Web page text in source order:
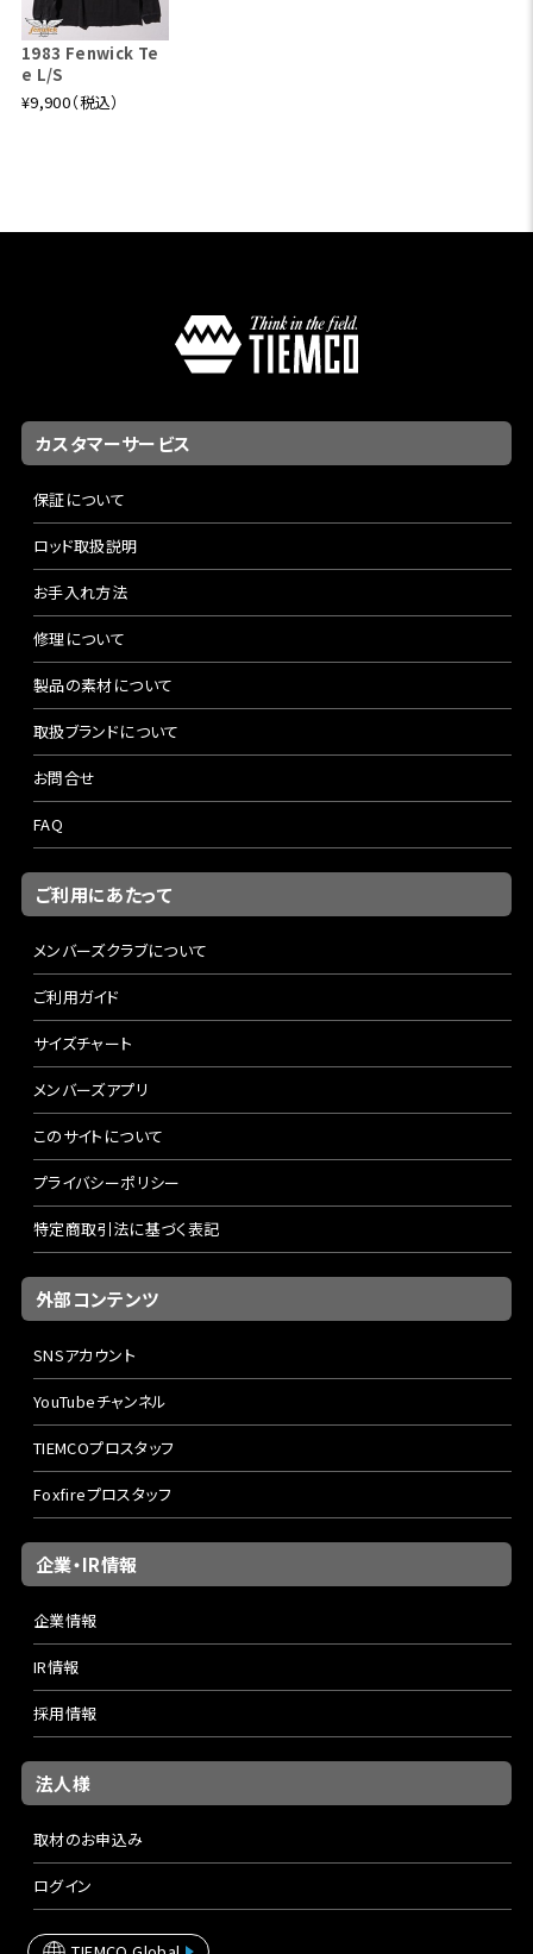
1983 Fenwick Te
e L/S
¥9,900（税込）
カスタマーサービス
保証について
ロッド取扱説明
お手入れ方法
修理について
製品の素材について
取扱ブランドについて
お問合せ
FAQ
ご利用にあたって
メンバーズクラブについて
ご利用ガイド
サイズチャート
メンバーズアプリ
このサイトについて
プライバシーポリシー
特定商取引法に基づく表記
外部コンテンツ
SNSアカウント
YouTubeチャンネル
TIEMCOプロスタッフ
Foxfireプロスタッフ
企業・IR情報
企業情報
IR情報
採用情報
法人様
取材のお申込み
ログイン